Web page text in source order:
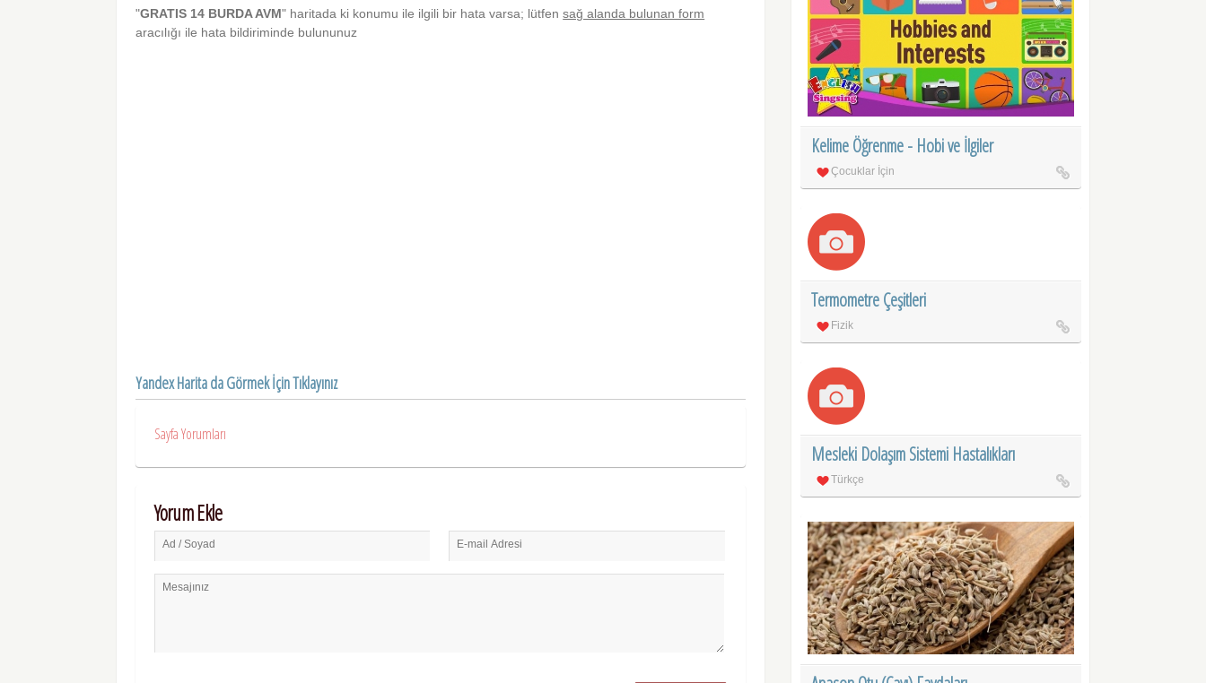
"GRATIS 14 BURDA AVM" haritada ki konumu ile ilgili bir hata varsa; lütfensağ alanda bulunan form
aracılığı ile hata bildiriminde bulununuz
Yandex Harita da Görmek İçin Tıklayınız
Sayfa Yorumları
Yorum Ekle
Ad / Soyad E-mail Adresi
Mesajınız
Kelime Öğrenme - Hobi ve İlgiler
Çocuklar İçin
Termometre Çeşitleri
Fizik
Mesleki Dolaşım Sistemi Hastalıkları
Türkçe